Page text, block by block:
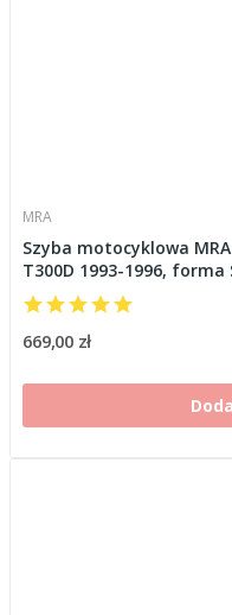
MRA
Szyba motocyklowa MRA
T300D 1993-1996, forma
669,00 zł